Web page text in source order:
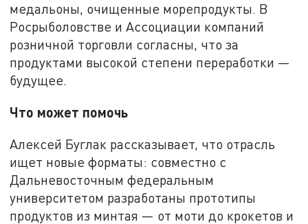
медальоны, очищенные морепродукты. В
Росрыболовстве и Ассоциации компаний
розничной торговли согласны, что за
продуктами высокой степени переработки —
будущее.
Что может помочь
Алексей Буглак рассказывает, что отрасль
ищет новые форматы: совместно с
Дальневосточным федеральным
университетом разработаны прототипы
продуктов из минтая — от моти до крокетов и